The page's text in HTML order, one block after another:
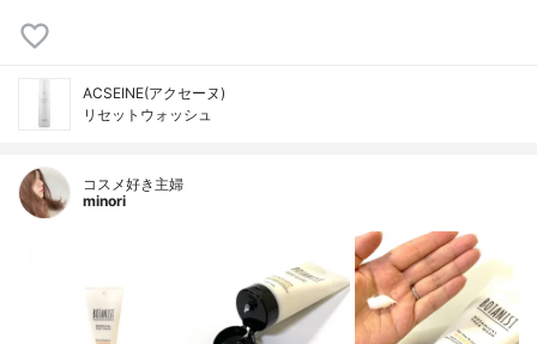
ACSEINE(アクセーヌ)
リセットウォッシュ
コスメ好き主婦
minori